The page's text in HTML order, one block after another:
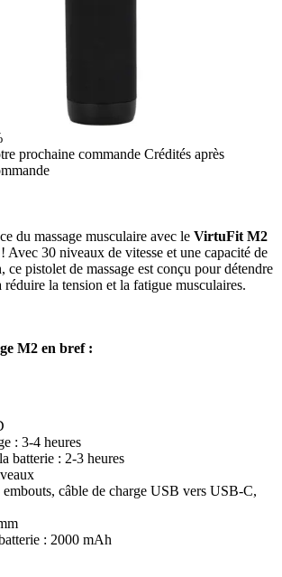
prochaine commande Crédités après
du massage musculaire avec le VirtuFit M2
! Avec 30 niveaux de vitesse et une capacité de
ce pistolet de massage est conçu pour détendre
réduire la tension et la fatigue musculaires.
M2 en bref :
: 3-4 heures
batterie : 2-3 heures
embouts, câble de charge USB vers USB-C,
: 2000 mAh